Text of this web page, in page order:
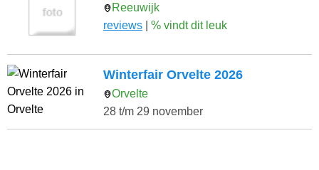
Reeuwijk
reviews
% vindt dit leuk
Winterfair Orvelte 2026
Orvelte
28 t/m 29 november